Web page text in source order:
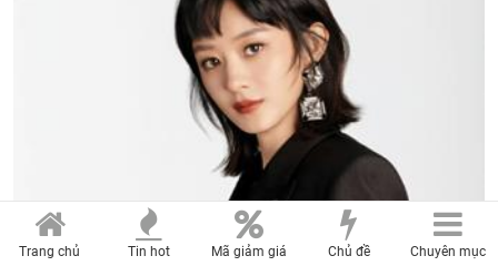
Trang chủ Tin hot Mã giảm giá Chủ đề Chuyên mục